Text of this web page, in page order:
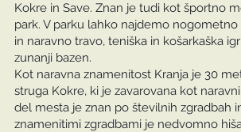
Kokre in Save. Znan je tudi kot športno
park. V parku lahko najdemo
in naravno travo, teniška in košarkaška
zunanji bazen.
Kot naravna znamenitost Kranja je 30
struga Kokre, ki je zavarovana kot
del mesta je znan po številnih zgradbah
znamenitimi zgradbami je nedvomno